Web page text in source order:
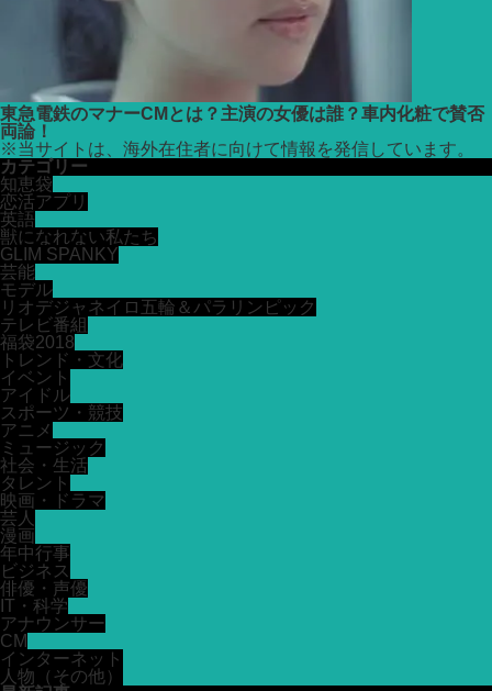
東急電鉄のマナーCMとは？主演の女優は誰？車内化粧で賛否
両論！
※当サイトは、海外在住者に向けて情報を発信しています。
カテゴリー
知恵袋
恋活アプリ
英語
獣になれない私たち
GLIM SPANKY
芸能
モデル
リオデジャネイロ五輪＆パラリンピック
テレビ番組
福袋2018
トレンド・文化
イベント
アイドル
スポーツ・競技
アニメ
ミュージック
社会・生活
タレント
映画・ドラマ
芸人
漫画
年中行事
ビジネス
俳優・声優
IT・科学
アナウンサー
CM
インターネット
人物（その他）